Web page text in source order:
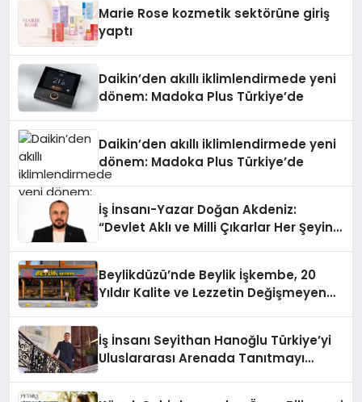
Marie Rose kozmetik sektörüne giriş
yaptı
Daikin’den akıllı iklimlendirmede yeni
dönem: Madoka Plus Türkiye’de
Daikin’den akıllı iklimlendirmede yeni
dönem: Madoka Plus Türkiye’de
İş İnsanı-Yazar Doğan Akdeniz:
“Devlet Aklı ve Milli Çıkarlar Her Şeyin
Beylikdüzü’nde Beylik İşkembe, 20
Yıldır Kalite ve Lezzetin Değişmeyen
İş İnsanı Seyithan Hanoğlu Türkiye’yi
Uluslararası Arenada Tanıtmayı